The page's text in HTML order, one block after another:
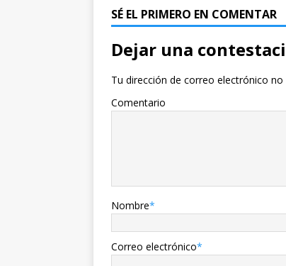
SÉ EL PRIMERO EN COMENTAR
Dejar una
Tu dirección de correo electrónico no
Comentario
Nombre*
Correo electrónico*